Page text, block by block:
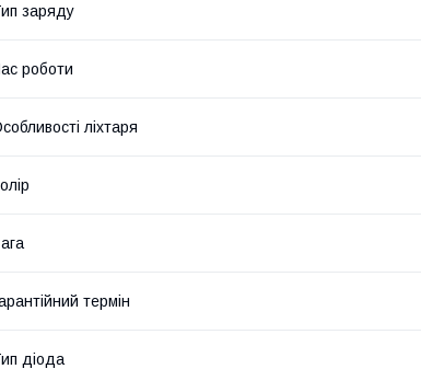
заряду
роботи
ліхтаря
термін
діода